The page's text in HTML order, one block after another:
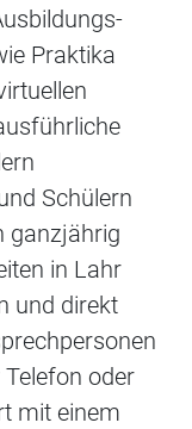
Praktika
Schülern
ganzjährig
in Lahr
und direkt
oder
mit einem